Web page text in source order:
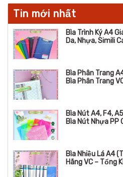
Tin mới nhất
Bìa Trình Ký A4
Da, Nhựa, Simili
Bìa Phân Trang
Bìa Phân Trang
Bìa Nút A4, F4,
Bìa Nút Nhựa PP
Bìa Nhiều Lá A4
Hãng VC – Tổng